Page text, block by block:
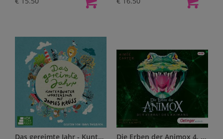
Das gereimte Jahr - Kunterbunter Wörterspaß mit James Krüss,2 Audio-CD
Die Erben der Animox 4. Der Verrat des Kaimans,4 Audio-CD